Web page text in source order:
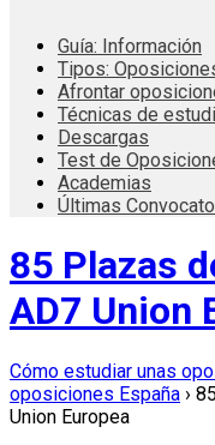
Guía: Información
Tipos:
Afrontar
Técnicas de
Descargas
Test de
Academias
Últimas
85 Plazas
AD7 Union
Cómo estudiar unas
oposiciones España ›
Union Europea